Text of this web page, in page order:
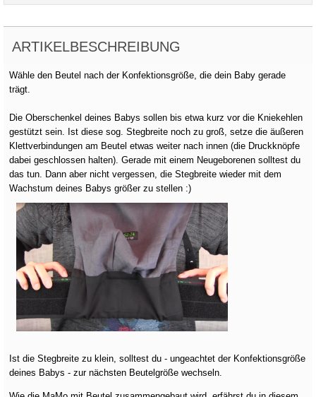
ARTIKELBESCHREIBUNG
Wähle den Beutel nach der Konfektionsgröße, die dein Baby gerade
trägt.
Die Oberschenkel deines Babys sollen bis etwa kurz vor die Kniekehlen
gestützt sein. Ist diese sog. Stegbreite noch zu groß, setze die äußeren
Klettverbindungen am Beutel etwas weiter nach innen (die Druckknöpfe
dabei geschlossen halten). Gerade mit einem Neugeborenen solltest du
das tun. Dann aber nicht vergessen, die Stegbreite wieder mit dem
Wachstum deines Babys größer zu stellen :)
Ist die Stegbreite zu klein, solltest du - ungeachtet der Konfektionsgröße
deines Babys - zur nächsten Beutelgröße wechseln.